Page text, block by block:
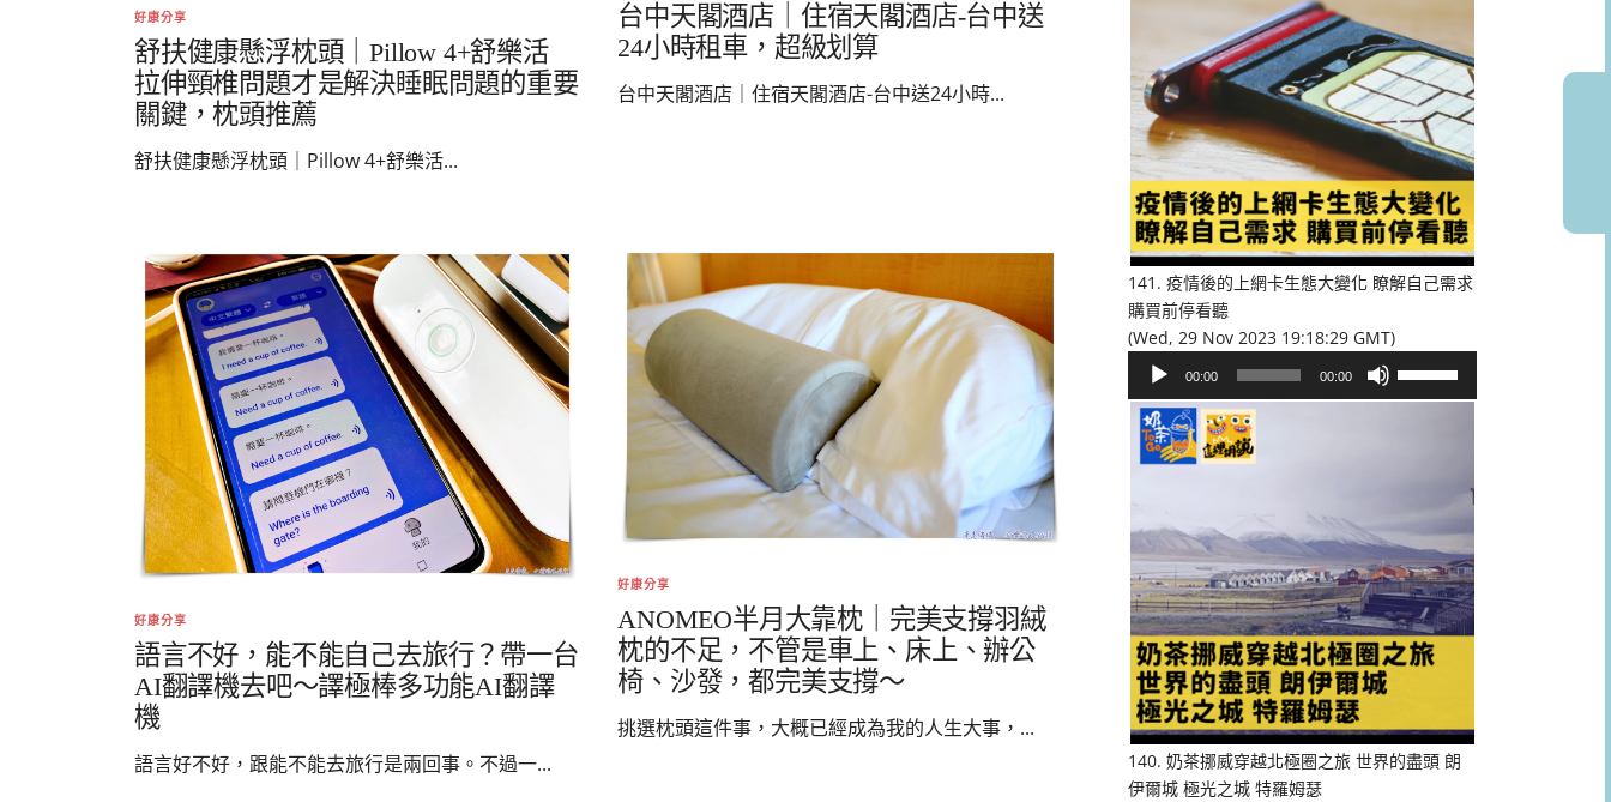
好康分享
舒扶健康懸浮枕頭｜Pillow 4+舒樂活
拉伸頸椎問題才是解決睡眠問題的重要
關鍵，枕頭推薦
舒扶健康懸浮枕頭｜Pillow 4+舒樂活...
台中天閣酒店｜住宿天閣酒店-台中送
24小時租車，超級划算
台中天閣酒店｜住宿天閣酒店-台中送24小時...
好康分享
語言不好，能不能自己去旅行？帶一台
AI翻譯機去吧～譯極棒多功能AI翻譯
機
語言好不好，跟能不能去旅行是兩回事。不過一...
好康分享
ANOMEO半月大靠枕｜完美支撐羽絨
枕的不足，不管是車上、床上、辦公
椅、沙發，都完美支撐～
挑選枕頭這件事，大概已經成為我的人生大事，...
鍵
以
提
高
或
降
低
音
量。
141. 疫情後的上網卡生態大變化 瞭解自己需求
購買前停看聽
(Wed, 29 Nov 2023 19:18:29 GMT)
播
放
00:00 00:00
以
提
高
或
降
量。
140. 奶茶挪威穿越北極圈之旅 世界的盡頭 朗
伊爾城 極光之城 特羅姆瑟